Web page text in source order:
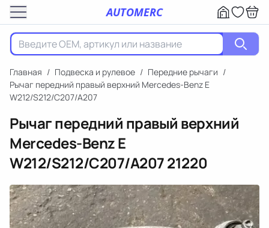
AUTOMERC
Главная / Подвеска и рулевое / Передние рычаги /
Рычаг передний правый верхний Mercedes-Benz E
W212/S212/C207/A207
Рычаг передний правый верхний
Mercedes-Benz E
W212/S212/C207/A20721220